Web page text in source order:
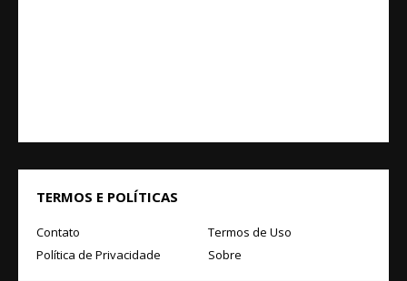
TERMOS E POLÍTICAS
Contato
Termos de Uso
Política de Privacidade
Sobre